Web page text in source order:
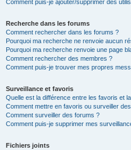
Comment puis-je ajouter/supprimer des
Recherche dans les forums
Comment rechercher dans les forums ?
Pourquoi ma recherche ne renvoie aucun
Pourquoi ma recherche renvoie une page
Comment rechercher des membres ?
Comment puis-je trouver mes propres
Surveillance et favoris
Quelle est la différence entre les favoris et
Comment mettre en favoris ou surveiller
Comment surveiller des forums ?
Comment puis-je supprimer mes
Fichiers joints